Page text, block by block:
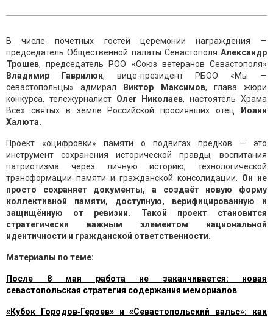
В числе почетных гостей церемонии награждения —
председатель Общественной палаты Севастополя Александр
Трошев, председатель РОО «Союз ветеранов Севастополя»
Владимир Гаврилюк, вице-президент РБОО «Мы —
севастопольцы» адмирал
Виктор Максимов, глава жюри
конкурса, тележурналистОлег Николаев, настоятель Храма
Всех святых в земле Российской просиявших отец
Иоанн
Халюта.
Проект «оцифровки» памяти о подвигах предков — это
инструмент сохранения исторической правды, воспитания
патриотизма через личную историю, технологической
трансформации памяти и гражданской консолидации.
Он не
просто сохраняет документы, а создаёт новую форму
коллективной памяти, доступную, верифицированную и
защищённую от ревизии. Такой проект становится
стратегически важным элементом национальной
идентичности и гражданской ответственности.
Материалы по теме:
После 8 мая работа не заканчивается: новая
севастопольская стратегия содержания мемориалов
«Кубок Городов‑Героев» и «Севастопольский вальс»: как